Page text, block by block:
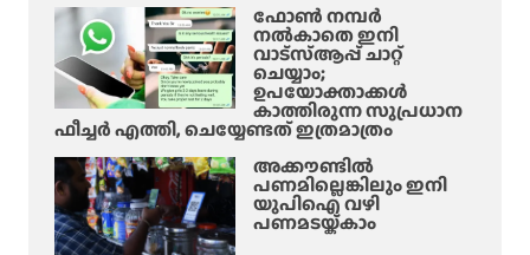
ഫോൺ നമ്പർ
നൽകാതെ ഇനി
വാട്‌സ്ആപ്പ് ചാറ്റ്
ചെയ്യാം;
ഉപയോക്താക്കൾ
കാത്തിരുന്ന സുപ്രധാന
ഫീച്ചർ എത്തി, ചെയ്യേണ്ടത് ഇത്രമാത്രം
അക്കൗണ്ടിൽ
പണമില്ലെങ്കിലും ഇനി
യുപിഐ വഴി
പണമടയ്ക്കാം